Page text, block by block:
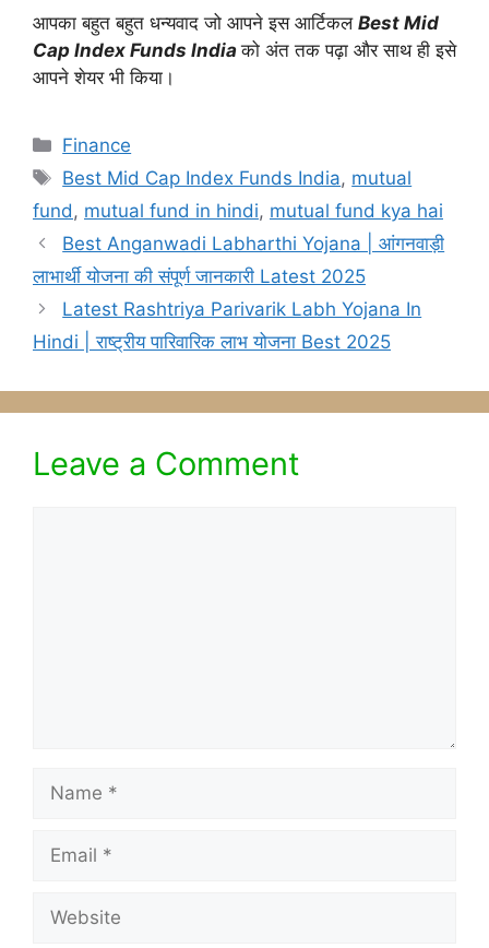
आपका बहुत बहुत धन्यवाद जो आपने इस आर्टिकल Best Mid
Cap Index Funds India को अंत तक पढ़ा और साथ ही इसे
आपने शेयर भी किया।
Categories
Finance
Tags
Best Mid Cap Index Funds India, mutual
fund , mutual fund in hindi, mutual fund kya hai
Best Anganwadi Labharthi Yojana | आंगनवाड़ी
लाभार्थी योजना की संपूर्ण जानकारी Latest 2025
Latest Rashtriya Parivarik Labh Yojana In
Hindi | राष्ट्रीय पारिवारिक लाभ योजना Best 2025
Leave a Comment